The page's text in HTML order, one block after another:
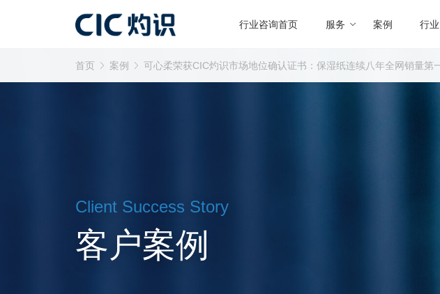
行业咨询首页 服务 案例 行业
Client Success Story
客户案例
首页 案例 可心柔荣获CIC灼识市场地位确认证书：保湿纸连续八年全网销量第